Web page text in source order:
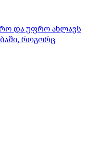
და უფრო ახლავს
როგორც